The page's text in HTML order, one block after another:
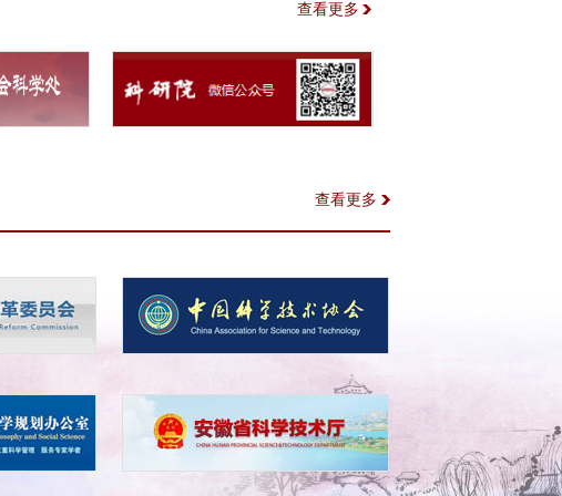
查看更多
查看更多